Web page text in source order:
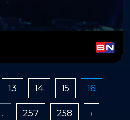
13 14 15 16
... 257 258 ›